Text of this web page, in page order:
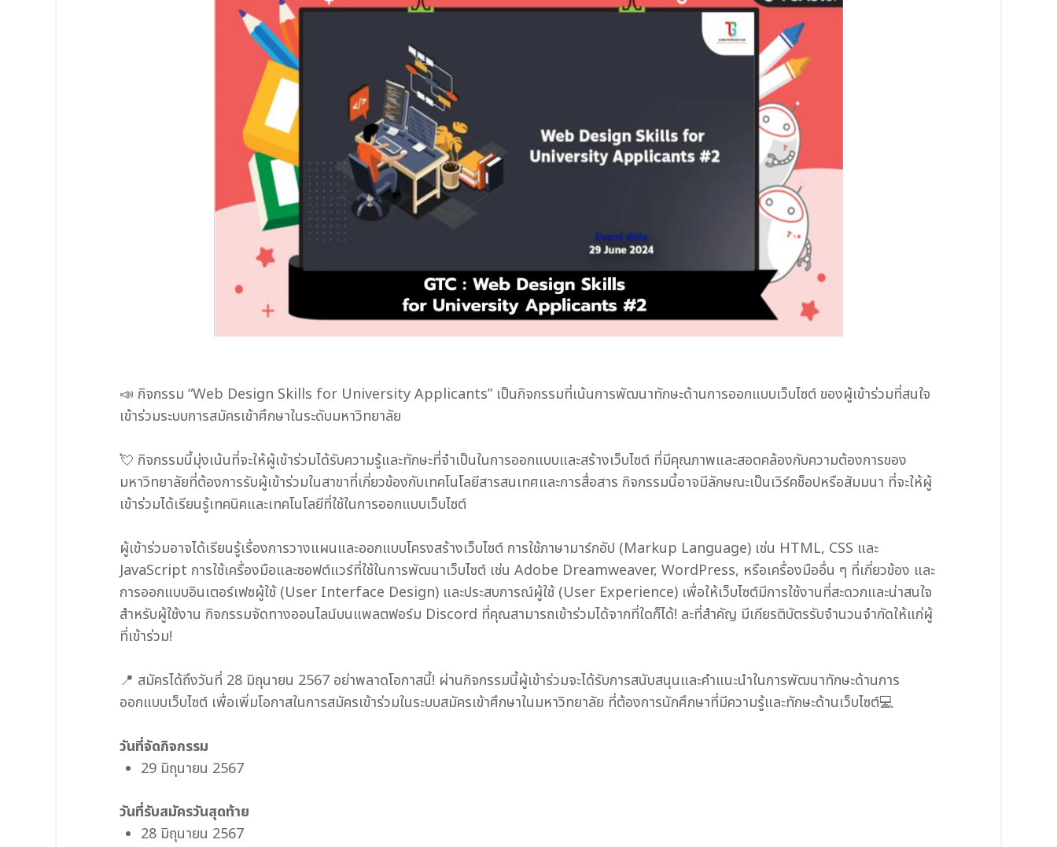
📣 กิจกรรม “Web Design Skills for University Applicants” เป็นกิจกรรมที่เน้นการพัฒนาทักษะด้านการออกแบบเว็บไซต์ ของผู้เข้าร่วมที่สนใจ
เข้าร่วมระบบการสมัครเข้าศึกษาในระดับมหาวิทยาลัย
💘 กิจกรรมนี้มุ่งเน้นที่จะให้ผู้เข้าร่วมได้รับความรู้และทักษะที่จำเป็นในการออกแบบและสร้างเว็บไซต์ ที่มีคุณภาพและสอดคล้องกับความต้องการของ
มหาวิทยาลัยที่ต้องการรับผู้เข้าร่วมในสาขาที่เกี่ยวข้องกับเทคโนโลยีสารสนเทศและการสื่อสาร กิจกรรมนี้อาจมีลักษณะเป็นเวิร์คช็อปหรือสัมมนา ที่จะให้ผู้
เข้าร่วมได้เรียนรู้เทคนิคและเทคโนโลยีที่ใช้ในการออกแบบเว็บไซต์
ผู้เข้าร่วมอาจได้เรียนรู้เรื่องการวางแผนและออกแบบโครงสร้างเว็บไซต์ การใช้ภาษามาร์กอัป (Markup Language) เช่น HTML, CSS และ
JavaScript การใช้เครื่องมือและซอฟต์แวร์ที่ใช้ในการพัฒนาเว็บไซต์ เช่น Adobe Dreamweaver, WordPress, หรือเครื่องมืออื่น ๆ ที่เกี่ยวข้อง และ
การออกแบบอินเตอร์เฟซผู้ใช้ (User Interface Design) และประสบการณ์ผู้ใช้ (User Experience) เพื่อให้เว็บไซต์มีการใช้งานที่สะดวกและน่าสนใจ
สำหรับผู้ใช้งาน กิจกรรมจัดทางออนไลน์บนแพลตฟอร์ม Discord ที่คุณสามารถเข้าร่วมได้จากที่ใดก็ได้! ละที่สำคัญ มีเกียรติบัตรรับจำนวนจำกัดให้แก่ผู้
ที่เข้าร่วม!
📍 สมัครได้ถึงวันที่ 28 มิถุนายน 2567 อย่าพลาดโอกาสนี้! ผ่านกิจกรรมนี้ผู้เข้าร่วมจะได้รับการสนับสนุนและคำแนะนำในการพัฒนาทักษะด้านการ
ออกแบบเว็บไซต์ เพื่อเพิ่มโอกาสในการสมัครเข้าร่วมในระบบสมัครเข้าศึกษาในมหาวิทยาลัย ที่ต้องการนักศึกษาที่มีความรู้และทักษะด้านเว็บไซต์💻
วันที่จัดกิจกรรม
29 มิถุนายน 2567
วันที่รับสมัครวันสุดท้าย
28 มิถุนายน 2567